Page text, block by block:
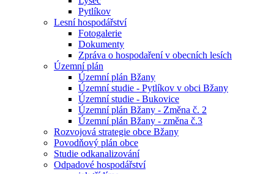
Pytlíkov
Lesní hospodářství
Fotogalerie
Dokumenty
Zpráva o hospodaření v obecních lesích
Územní plán
Územní plán Bžany
Územní studie - Pytlíkov v obci Bžany
Územní studie - Bukovice
Územní plán Bžany - Změna č. 2
Územní plán Bžany - změna č.3
Rozvojová strategie obce Bžany
Povodňový plán obce
Studie odkanalizování
Odpadové hospodářství